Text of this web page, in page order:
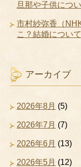
旦那や子供につ
市村紗弥香（
こ？結婚につい
アーカイブ
2026年8月 (5)
2026年7月 (7)
2026年6月 (13)
2026年5月 (12)